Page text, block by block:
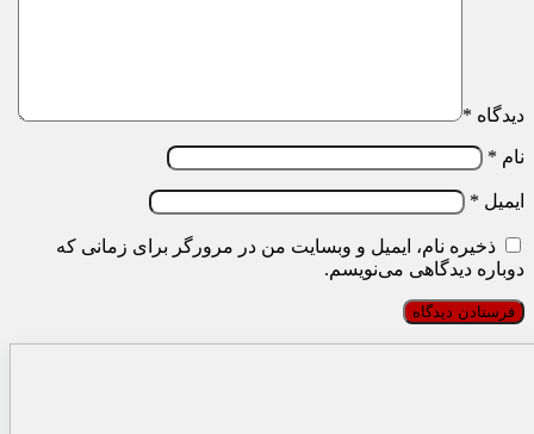
دیدگاه *
نام *
ایمیل *
ذخیره نام، ایمیل و وبسایت من در مرورگر برای زمانی که
دوباره دیدگاهی می‌نویسم.